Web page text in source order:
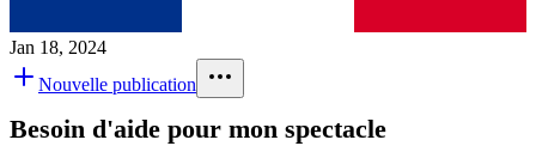
Jan 18, 2024
Nouvelle publication
Besoin d'aide pour mon spectacle